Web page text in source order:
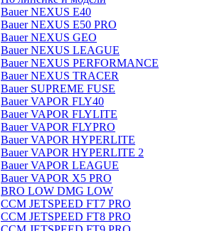
Bauer NEXUS E40
Bauer NEXUS E50 PRO
Bauer NEXUS GEO
Bauer NEXUS LEAGUE
Bauer NEXUS PERFORMANCE
Bauer NEXUS TRACER
Bauer SUPREME FUSE
Bauer VAPOR FLY40
Bauer VAPOR FLYLITE
Bauer VAPOR FLYPRO
Bauer VAPOR HYPERLITE
Bauer VAPOR HYPERLITE 2
Bauer VAPOR LEAGUE
Bauer VAPOR X5 PRO
BRO LOW DMG LOW
CCM JETSPEED FT7 PRO
CCM JETSPEED FT8 PRO